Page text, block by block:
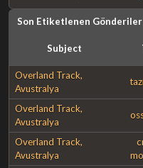
Son Etiketlenen Gönderiler
Subject
Overland Track,
Avustralya
Overland Track,
Avustralya
Overland Track,
Avustralya